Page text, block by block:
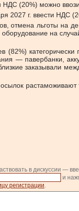
(20%) можно
2027 г. ввести НДС
отмена льготы на
на
(82%)
— павербанки,
заказывали
растаможивают
в дискуссии —
и
регистрации.